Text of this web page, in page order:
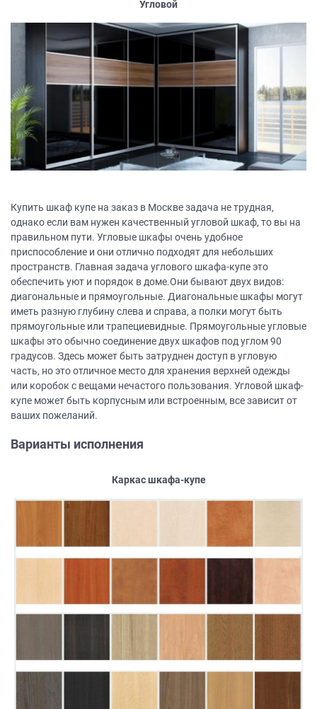
Угловой
Купить шкаф купе на заказ в Москве задача не трудная,
однако если вам нужен качественный угловой шкаф, то вы на
правильном пути. Угловые шкафы очень удобное
приспособление и они отлично подходят для небольших
пространств. Главная задача углового шкафа-купе это
обеспечить уют и порядок в доме.Они бывают двух видов:
диагональные и прямоугольные. Диагональные шкафы могут
иметь разную глубину слева и справа, а полки могут быть
прямоугольные или трапециевидные. Прямоугольные угловые
шкафы это обычно соединение двух шкафов под углом 90
градусов. Здесь может быть затруднен доступ в угловую
часть, но это отличное место для хранения верхней одежды
или коробок с вещами нечастого пользования. Угловой шкаф-
купе может быть корпусным или встроенным, все зависит от
ваших пожеланий.
Варианты исполнения
Каркас шкафа-купе